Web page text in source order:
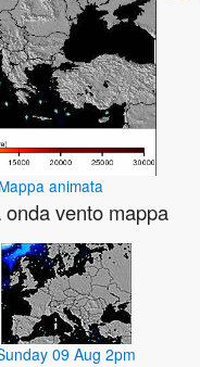
Mappa animata
vento mappa
09 Aug 2pm